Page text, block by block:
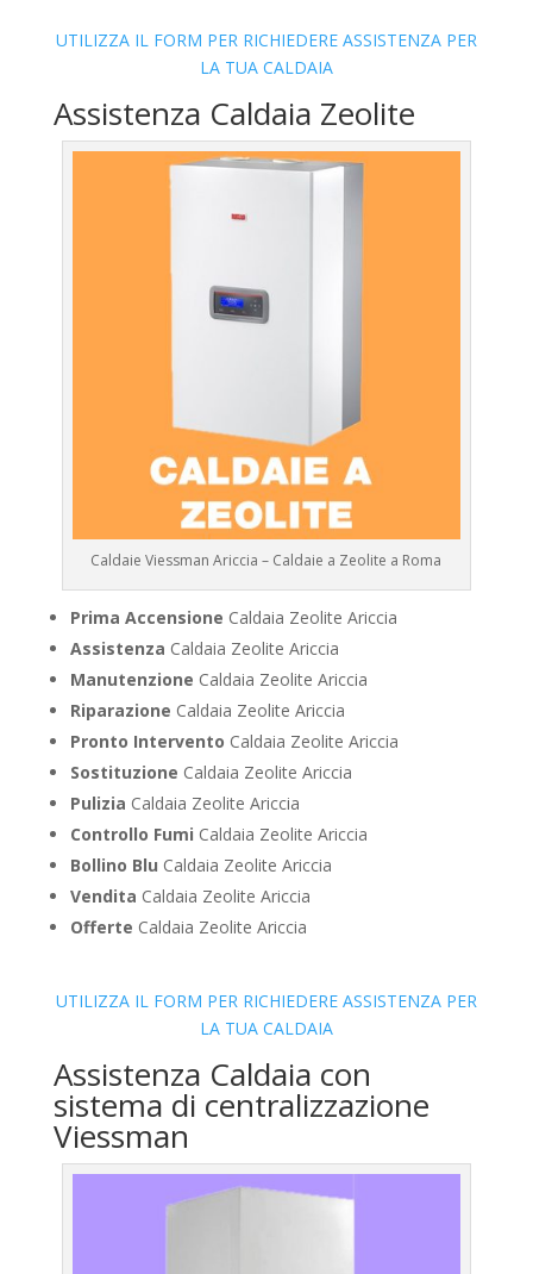
UTILIZZA IL FORM PER RICHIEDERE ASSISTENZA PER
LA TUA CALDAIA
Assistenza Caldaia Zeolite
Caldaie Viessman Ariccia – Caldaie a Zeolite a Roma
Prima Accensione Caldaia Zeolite Ariccia
Assistenza Caldaia Zeolite Ariccia
Manutenzione Caldaia Zeolite Ariccia
Riparazione Caldaia Zeolite Ariccia
Pronto Intervento Caldaia Zeolite Ariccia
Sostituzione Caldaia Zeolite Ariccia
Pulizia Caldaia Zeolite Ariccia
Controllo Fumi Caldaia Zeolite Ariccia
Bollino Blu Caldaia Zeolite Ariccia
Vendita Caldaia Zeolite Ariccia
Offerte Caldaia Zeolite Ariccia
UTILIZZA IL FORM PER RICHIEDERE ASSISTENZA PER
LA TUA CALDAIA
Assistenza Caldaia con
sistema di centralizzazione
Viessman